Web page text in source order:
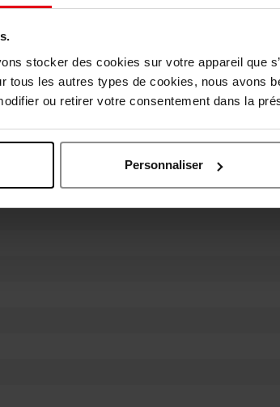
stocker des cookies sur votre appareil que
tous les autres types de cookies, nous avons
ou retirer votre consentement dans la
Personnaliser